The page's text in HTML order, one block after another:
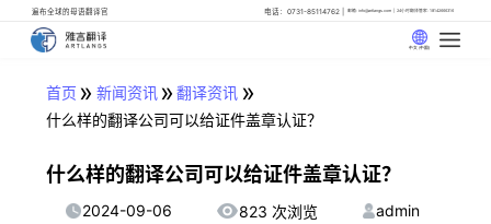
遍布全球的母语翻译官 电话：0731-85114762 邮箱: info@artlangs.com 24小时翻译管家: 18142666316
中文 (中国)
首页 » 新闻资讯» 翻译资讯 »
什么样的翻译公司可以给证件盖章认证？
什么样的翻译公司可以给证件盖章认证？
2024-09-06 823 次浏览 admin